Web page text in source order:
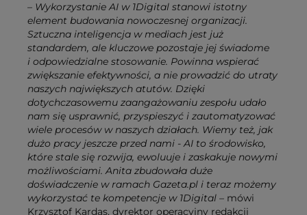
– Wykorzystanie AI w 1Digital stanowi istotny
element budowania nowoczesnej organizacji.
Sztuczna inteligencja w mediach jest już
standardem, ale kluczowe pozostaje jej świadome
i odpowiedzialne stosowanie. Powinna wspierać
zwiększanie efektywności, a nie prowadzić do utraty
naszych największych atutów. Dzięki
dotychczasowemu zaangażowaniu zespołu udało
nam się usprawnić, przyspieszyć i zautomatyzować
wiele procesów w naszych działach. Wiemy też, jak
dużo pracy jeszcze przed nami - AI to środowisko,
które stale się rozwija, ewoluuje i zaskakuje nowymi
możliwościami. Anita zbudowała duże
doświadczenie w ramach Gazeta.pl i teraz możemy
wykorzystać te kompetencje w 1Digital – mówi
Krzysztof Kardas, dyrektor operacyjny redakcji